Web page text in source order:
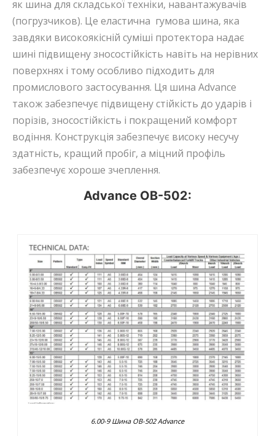
як шина для складської техніки, навантажувачів
(погрузчиков). Це еластична гумова шина, яка
завдяки високоякісній суміші протектора надає
шині підвищену зносостійкість навіть на нерівних
поверхнях і тому особливо підходить для
промислового застосування. Ця шина Advance
також забезпечує підвищену стійкість до ударів і
порізів, зносостійкість і покращений комфорт
водіння. Конструкція забезпечує високу несучу
здатність, кращий пробіг, а міцний профіль
забезпечує хороше зчеплення.
Advance OB-502:
6.00-9 Шина OB-502 Advance